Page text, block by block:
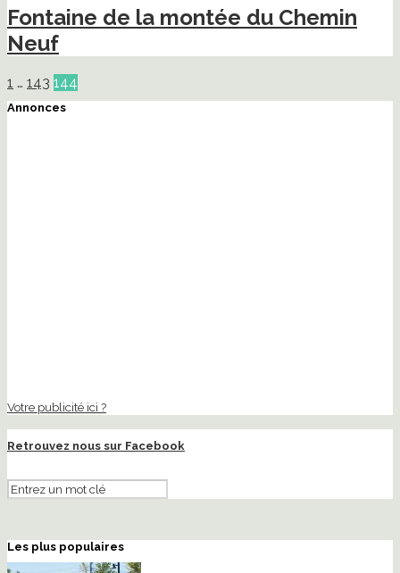
Fontaine de la montée du Chemin
Neuf
1 … 143 144
Annonces
Votre publicité ici ?
Retrouvez nous sur Facebook
Les plus populaires